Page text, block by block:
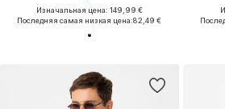
Изначальная цена: 149,99 €
Последняя самая низкая цена:82,49 €